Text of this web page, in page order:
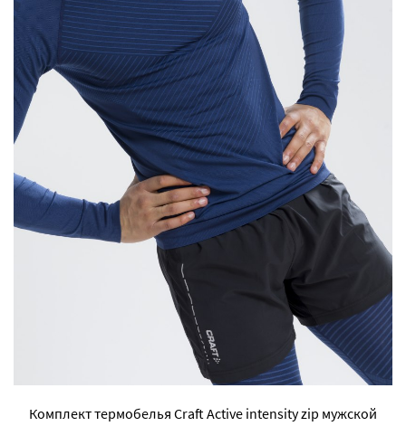
Комплект термобелья Craft Active intensity zip мужской